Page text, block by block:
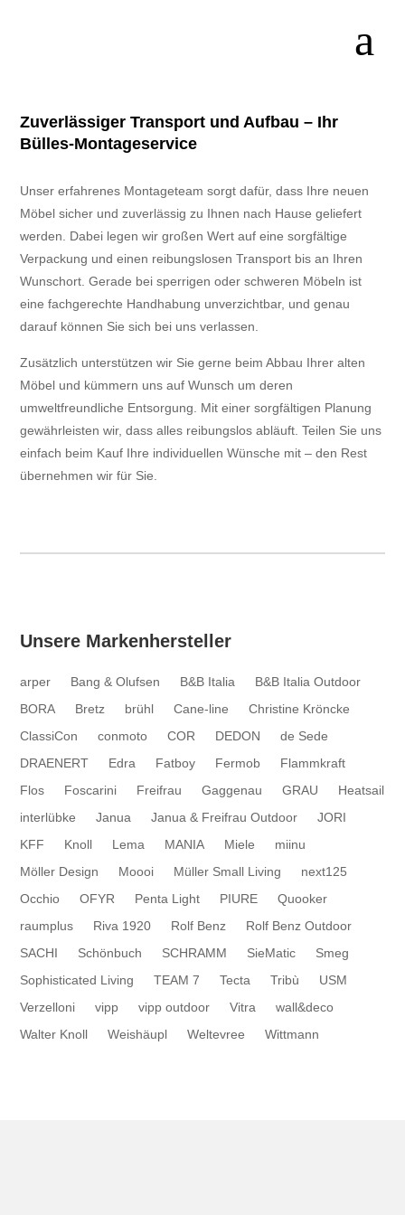
Zuverlässiger Transport und Aufbau – Ihr
Bülles-Montageservice
Unser erfahrenes Montageteam sorgt dafür, dass Ihre neuen
Möbel sicher und zuverlässig zu Ihnen nach Hause geliefert
werden. Dabei legen wir großen Wert auf eine sorgfältige
Verpackung und einen reibungslosen Transport bis an Ihren
Wunschort. Gerade bei sperrigen oder schweren Möbeln ist
eine fachgerechte Handhabung unverzichtbar, und genau
darauf können Sie sich bei uns verlassen.
Zusätzlich unterstützen wir Sie gerne beim Abbau Ihrer alten
Möbel und kümmern uns auf Wunsch um deren
umweltfreundliche Entsorgung. Mit einer sorgfältigen Planung
gewährleisten wir, dass alles reibungslos abläuft. Teilen Sie uns
einfach beim Kauf Ihre individuellen Wünsche mit – den Rest
übernehmen wir für Sie.
Unsere Markenhersteller
arper Bang & Olufsen B&B Italia
B&B Italia Outdoor
BORA
Bretz brühl Cane-line
Christine Kröncke
ClassiCon
conmoto COR DEDON
de Sede
DRAENERT
Edra Fatboy Fermob
Flammkraft
Flos
Foscarini Freifrau Gaggenau GRAU
Heatsail
interlübke
Janua Janua & Freifrau Outdoor
JORI
KFF
Knoll Lema MANIA Miele
miinu
Möller Design
Moooi Müller Small Living
next125
Occhio
OFYR Penta Light PIURE
Quooker
raumplus
Riva 1920 Rolf Benz
Rolf Benz Outdoor
SACHI
Schönbuch SCHRAMM SieMatic
Smeg
Sophisticated Living
TEAM 7 Tecta Tribù
USM
Verzelloni
vipp vipp outdoor Vitra
wall&deco
Walter Knoll
Weishäupl Weltevree Wittmann